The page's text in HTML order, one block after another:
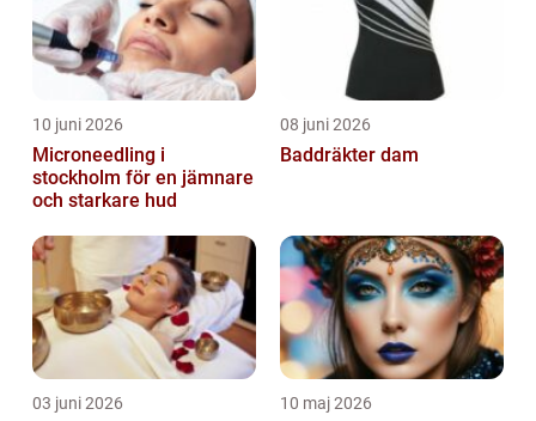
10 juni 2026
Microneedling i
stockholm för en jämnare
och starkare hud
08 juni 2026
Baddräkter dam
03 juni 2026 10 maj 2026